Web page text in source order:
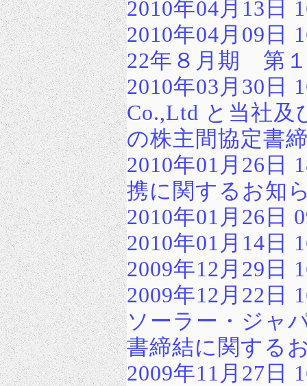
2010年04月13日
2010年04月09日
22年８月期 第
2010年03月30日
Co.,Ltd と当社
の株主間協定書
2010年01月26日
携に関するお知
2010年01月26日
2010年01月14日
2009年12月29日
2009年12月22日
ソーラー・ジャ
書締結に関する
2009年11月27日